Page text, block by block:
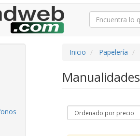
Inicio Papelería
Manualidades